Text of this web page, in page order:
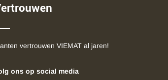
vertrouwen VIEMAT al jaren!
ons op social media